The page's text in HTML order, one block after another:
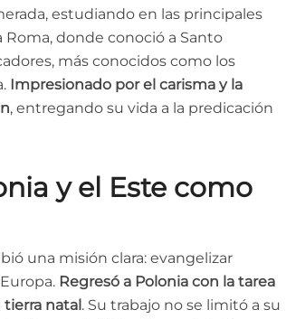
estudiando en las principales
donde conoció a Santo
más conocidos como los
Impresionado por el carisma y la
, entregando su vida a la predicación
y el Este como
una misión clara: evangelizar
Regresó a Polonia con la tarea
tierra natal. Su trabajo no se limitó a su